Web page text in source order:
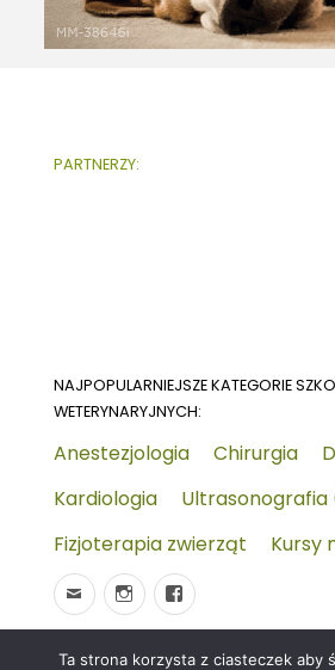
PARTNERZY:
NAJPOPULARNIEJSZE KATEGORIE
WETERYNARYJNYCH:
Anestezjologia Chirurgia
Kardiologia
Ultrasonografia
Fizjoterapia zwierząt
Kursy
Ta strona korzysta z ciasteczek aby